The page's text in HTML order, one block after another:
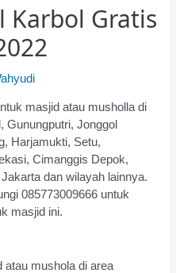
Karbol Gratis
masjid atau musholla di
Gunungputri, Jonggol
Harjamukti, Setu,
Cimanggis Depok,
dan wilayah lainnya.
085773009666 untuk
masjid ini.
atau mushola di area